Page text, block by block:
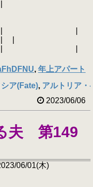
| |
, 年上アパート
ア(Fate), アルトリア・
2023/06/06
夫 第149
06/01(木)